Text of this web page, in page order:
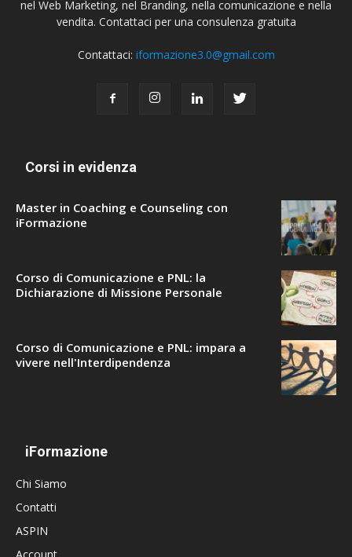
nel Web Marketing, nel Branding, nella comunicazione e nella
vendita. Contattaci per una consulenza gratuita
Contattaci: iformazione3.0@gmail.com
Corsi in evidenza
Master in Coaching e Counseling con
iFormazione
Corso di Comunicazione e PNL: la
Dichiarazione di Missione Personale
Corso di Comunicazione e PNL: impara a
vivere nell'Interdipendenza
iFormazione
Chi Siamo
Contatti
ASPIN